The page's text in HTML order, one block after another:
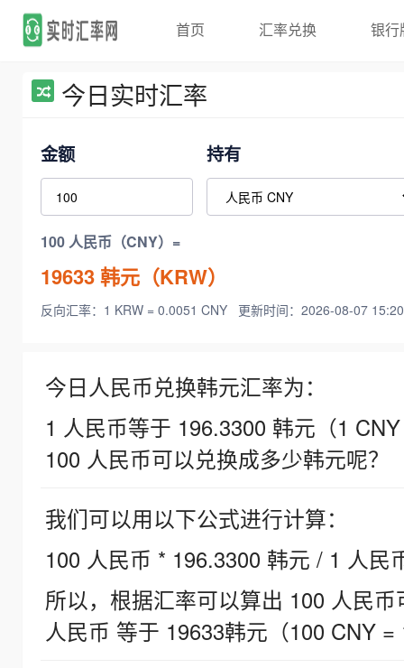
首页 汇率兑换 银行
今日实时汇率
金额 持有
100 人民币（CNY）=
19633韩元（KRW）
反向汇率：1 KRW = 0.0051 CNY 更新时间：2026-08-07
今日人民币兑换韩元汇率为：
1 人民币等于 196.3300 韩元（1
100 人民币可以兑换成多少韩元呢？
我们可以用以下公式进行计算：
100 人民币 * 196.3300 韩元 / 1 人民
所以，根据汇率可以算出 100 人民
人民币 等于 19633韩元（100 CNY =